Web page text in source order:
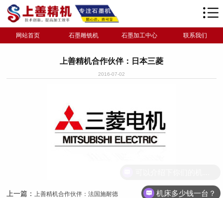
网站首页 石墨雕铣机 石墨加工中心 联系我们
上善精机合作伙伴：日本三菱
2016-07-02
上一篇： 上善精机合作伙伴：法国施耐德 机床多少钱一台？